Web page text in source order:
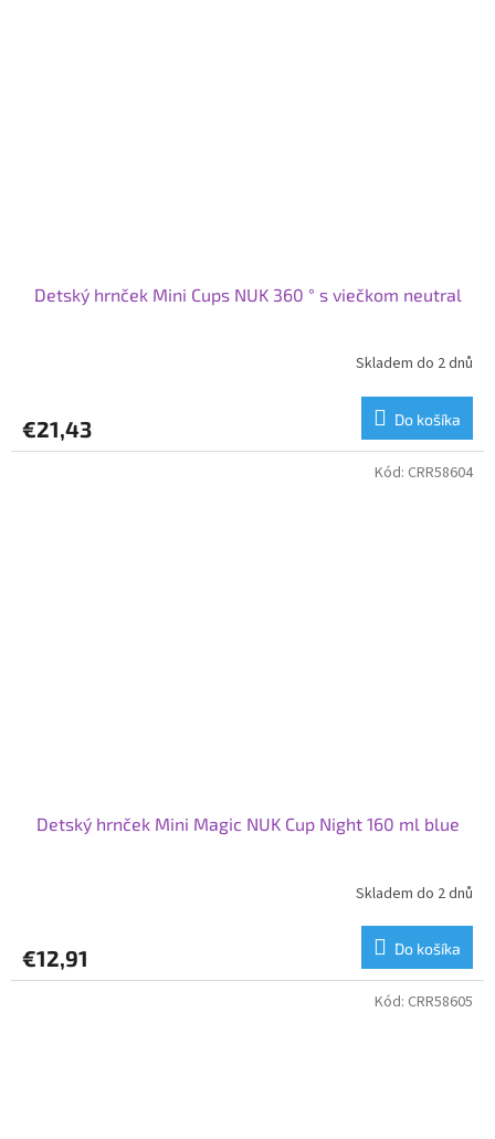
Detský hrnček Mini Cups NUK 360 ° s viečkom neutral
Skladem do 2 dnů
€21,43 Do košíka
Detský hrnček Mini Magic NUK Cup Night 160 ml blue
Skladem do 2 dnů
€12,91 Do košíka
Kód: CRR58604
Kód: CRR58605